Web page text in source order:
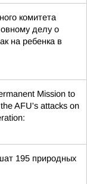
комитета
делу о
на ребенка в
Mission to
AFU's attacks on
195 природных